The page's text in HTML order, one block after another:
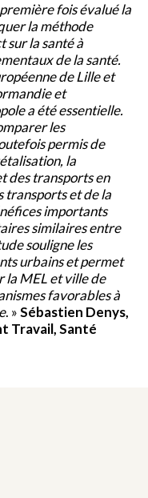
fois évalué la
la méthode
sur la santé à
de la santé.
de Lille et
et
a été essentielle.
les
permis de
la
des transports en
transports et de la
importants
similaires entre
souligne les
urbains et permet
la MEL et ville de
favorables à
. »Sébastien Denys,
Travail, Santé